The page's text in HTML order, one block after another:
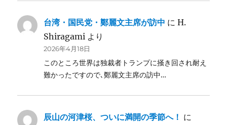
台湾・国民党・鄭麗文主席が訪中 にH.
Shiragami より
2026年4月18日
このところ世界は独裁者トランプに掻き回され耐え
難かったですので､鄭麗文主席の訪中…
辰山の河津桜、ついに満開の季節へ！ に